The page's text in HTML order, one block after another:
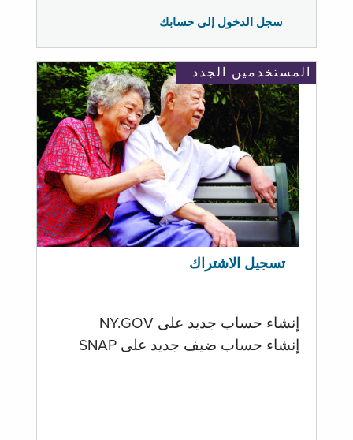
سجل الدخول إلى حسابك
المستخدمين الجدد
تسجيل الاشتراك
إنشاء حساب جديد على NY.GOV
إنشاء حساب ضيف جديد على SNAP